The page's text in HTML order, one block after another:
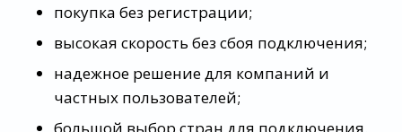
покупка без регистрации;
высокая скорость без сбоя подключения;
надежное решение для компаний и
частных пользователей;
большой выбор стран для подключения.